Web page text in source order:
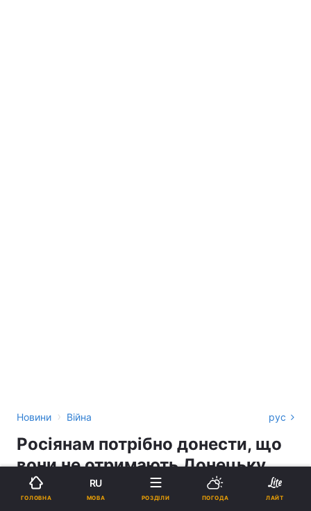
Новини › Війна рус
Росіянам потрібно донести, що
вони не отримають Донецьку
область, - експерт
ГОЛОВНА
RU
МОВА РОЗДІЛИ ПОГОДА ЛАЙТ